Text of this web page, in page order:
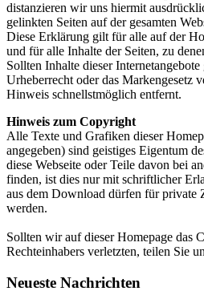
distanzieren wir uns hiermit
gelinkten Seiten auf der gesamten
Diese Erklärung gilt für alle auf der
und für alle Inhalte der Seiten, zu
Sollten Inhalte dieser Internetangebote
Urheberrecht oder das Markengesetz
Hinweis schnellstmöglich entfernt.
Hinweis zum Copyright
Alle Texte und Grafiken dieser
angegeben) sind geistiges Eigentum
diese Webseite oder Teile davon bei
finden, ist dies nur mit schriftlicher
aus dem Download dürfen für private
werden.
Sollten wir auf dieser Homepage das
Rechteinhabers verletzten, teilen Sie
Neueste Nachrichten